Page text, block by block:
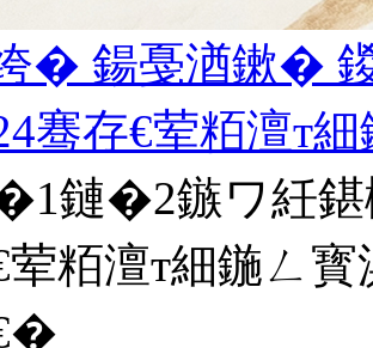
� 鍚戞湭鏉�
骞存€荤粨澶т
鏈�2鏃ワ紝
粨澶т細鍦ㄥ